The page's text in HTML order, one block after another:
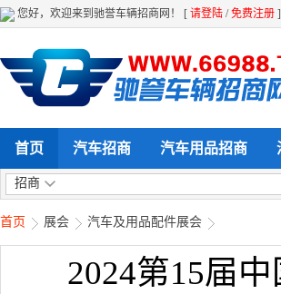
您好，欢迎来到驰誉车辆招商网！ [ 请登陆 /免费注册 ]
力企业产品展示 招商
首页 汽车招商 汽车用品招商
招商
首页 展会 汽车及用品配件展会
2024第15届